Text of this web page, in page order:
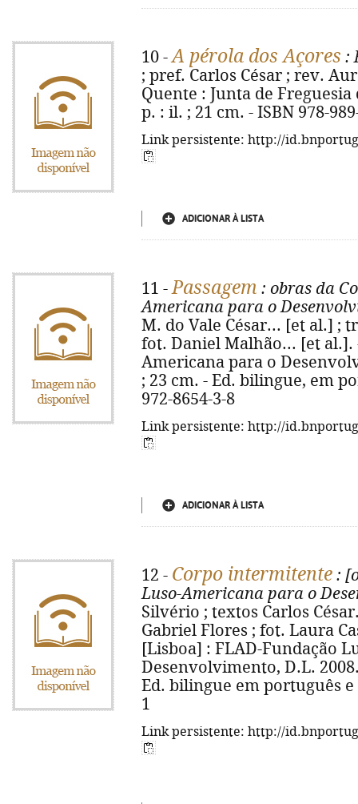
10 -A pérola dos Açores :
; pref. Carlos César ; rev.
Quente : Junta de Freguesia
p. : il. ; 21 cm. - ISBN 978-
Link persistente: http://
ADICIONAR À LISTA
11 -Passagem : obras da
Americana para o
M. do Vale César... [et al.] ;
fot. Daniel Malhão... [et al.].
Americana para o
; 23 cm. - Ed. bilingue, em
972-8654-3-8
Link persistente: http://
ADICIONAR À LISTA
12 - Corpo intermitente :
Luso-Americana para o
Silvério ; textos Carlos
Gabriel Flores ; fot. Laura
[Lisboa] : FLAD-Fundação
Desenvolvimento, D.L.
Ed. bilingue em português e
1
Link persistente: http://